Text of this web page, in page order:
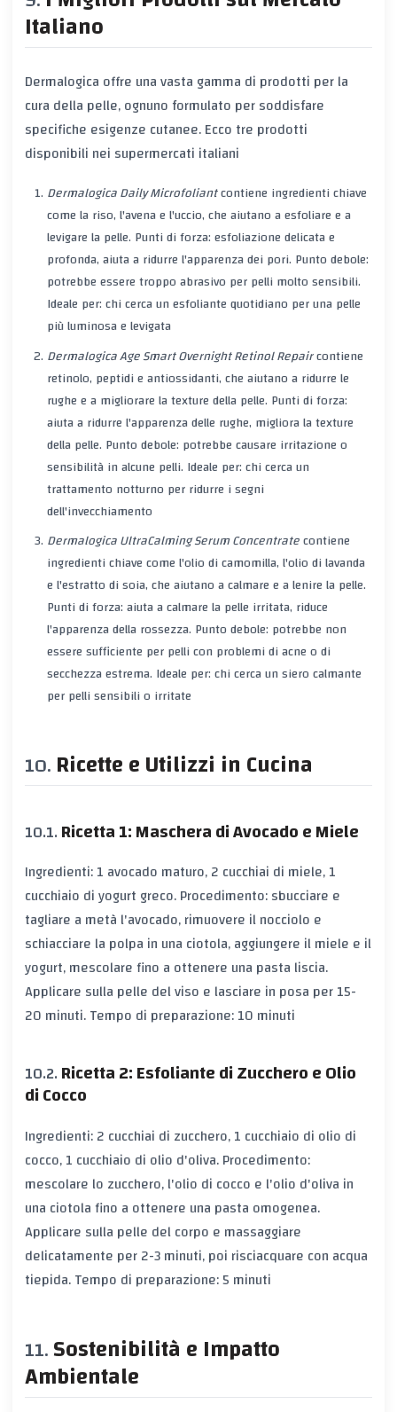
Italiano
Dermalogica offre una vasta gamma di prodotti per la
cura della pelle, ognuno formulato per soddisfare
specifiche esigenze cutanee. Ecco tre prodotti
disponibili nei supermercati italiani
Dermalogica Daily Microfoliantcontiene ingredienti chiave
come la riso, l'avena e l'uccio, che aiutano a esfoliare e a
levigare la pelle. Punti di forza: esfoliazione delicata e
profonda, aiuta a ridurre l'apparenza dei pori. Punto debole:
potrebbe essere troppo abrasivo per pelli molto sensibili.
Ideale per: chi cerca un esfoliante quotidiano per una pelle
più luminosa e levigata
Dermalogica Age Smart Overnight Retinol Repaircontiene
retinolo, peptidi e antiossidanti, che aiutano a ridurre le
rughe e a migliorare la texture della pelle. Punti di forza:
aiuta a ridurre l'apparenza delle rughe, migliora la texture
della pelle. Punto debole: potrebbe causare irritazione o
sensibilità in alcune pelli. Ideale per: chi cerca un
trattamento notturno per ridurre i segni
dell'invecchiamento
Dermalogica UltraCalming Serum Concentratecontiene
ingredienti chiave come l'olio di camomilla, l'olio di lavanda
e l'estratto di soia, che aiutano a calmare e a lenire la pelle.
Punti di forza: aiuta a calmare la pelle irritata, riduce
l'apparenza della rossezza. Punto debole: potrebbe non
essere sufficiente per pelli con problemi di acne o di
secchezza estrema. Ideale per: chi cerca un siero calmante
per pelli sensibili o irritate
Ricette e Utilizzi in Cucina
Ricetta 1: Maschera di Avocado e Miele
Ingredienti: 1 avocado maturo, 2 cucchiai di miele, 1
cucchiaio di yogurt greco. Procedimento: sbucciare e
tagliare a metà l'avocado, rimuovere il nocciolo e
schiacciare la polpa in una ciotola, aggiungere il miele e il
yogurt, mescolare fino a ottenere una pasta liscia.
Applicare sulla pelle del viso e lasciare in posa per 15-
20 minuti. Tempo di preparazione: 10 minuti
Ricetta 2: Esfoliante di Zucchero e Olio
di Cocco
Ingredienti: 2 cucchiai di zucchero, 1 cucchiaio di olio di
cocco, 1 cucchiaio di olio d'oliva. Procedimento:
mescolare lo zucchero, l'olio di cocco e l'olio d'oliva in
una ciotola fino a ottenere una pasta omogenea.
Applicare sulla pelle del corpo e massaggiare
delicatamente per 2-3 minuti, poi risciacquare con acqua
tiepida. Tempo di preparazione: 5 minuti
Sostenibilità e Impatto
Ambientale